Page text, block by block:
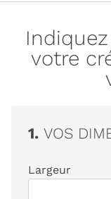
votre
1. VOS
Largeur